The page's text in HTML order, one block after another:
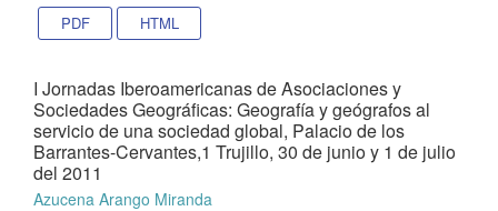
PDF HTML
I Jornadas Iberoamericanas de Asociaciones y
Sociedades Geográficas: Geografía y geógrafos al
servicio de una sociedad global, Palacio de los
Barrantes-Cervantes,1 Trujillo, 30 de junio y 1 de julio
del 2011
Azucena Arango Miranda